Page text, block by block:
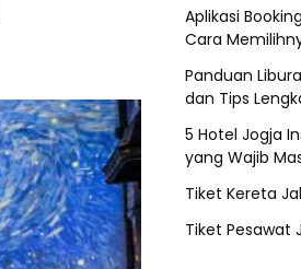
Aplikasi
Cara
Panduan
dan Tips
5 Hotel Jogja
yang Wajib
Tiket Kereta
Tiket Pesawat